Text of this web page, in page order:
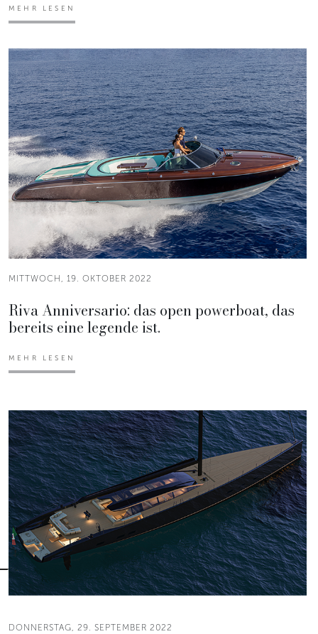
MEHR LESEN
MITTWOCH, 19. OKTOBER 2022
Riva Anniversario: das open powerboat, das
bereits eine legende ist.
MEHR LESEN
DONNERSTAG, 29. SEPTEMBER 2022